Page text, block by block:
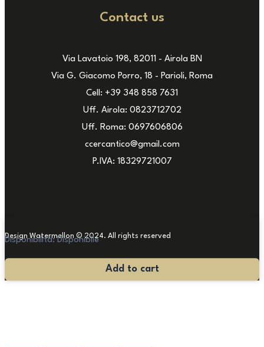
Contact us
Via Lavatoio 198, 82011 - Airola BN
Via G. Giacomo Porro, 18 - Parioli, Roma
Cell: +39 348 858 7631
Uff. Airola: 0823712702
Uff. Roma: 0697606806
ccercantico@gmail.com
P.IVA: 18329721007
Design Watermellon © 2024. All rights reserved
Disponibilità: Disponibile
Tappeto
Add to cart